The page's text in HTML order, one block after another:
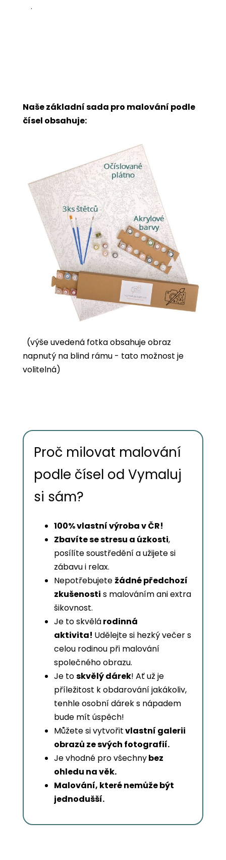
.
Naše základní sada pro malování podle
čísel obsahuje:
(výše uvedená fotka obsahuje obraz
napnutý na blind rámu - tato možnost je
volitelná)
Proč milovat malování
podle čísel od Vymaluj
si sám?
100% vlastní výroba v ČR!
Zbavíte se stresu a úzkosti,
posílíte soustředění a užijete si
zábavu i relax.
Nepotřebujete žádné předchozí
zkušenosti s malováním ani extra
šikovnost.
Je to skvělárodinná
aktivita! Udělejte si hezký večer s
celou rodinou při malování
společného obrazu.
Je toskvělý dárek! Ať už je
příležitost k obdarování jakákoliv,
tenhle osobní dárek s nápadem
bude mít úspěch!
Můžete si vytvořitvlastní galerii
obrazů ze svých fotografií.
Je vhodné pro všechnybez
ohledu na věk.
Malování, které nemůže být
jednodušší.